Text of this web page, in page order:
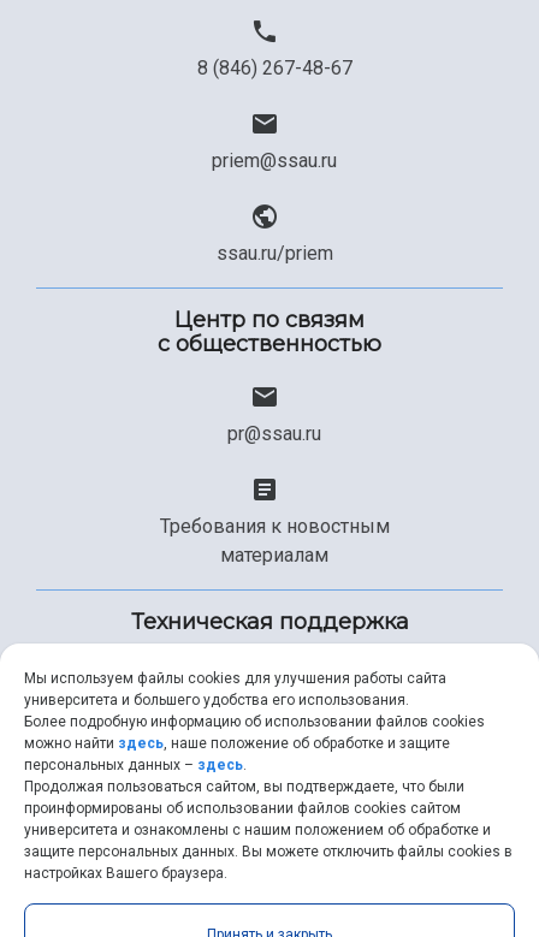
8 (846) 267-48-67
priem@ssau.ru
ssau.ru/priem
Центр по связям
с общественностью
pr@ssau.ru
Требования к новостным
материалам
Техническая поддержка
+7 (846) 267-49-99
help@ssau.ru
Самарский университет © 2026 |ssau.ru
Мы используем файлы cookies для улучшения работы сайта
университета и большего удобства его использования.
Более подробную информацию об использовании файлов cookies
можно найти здесь, наше положение об обработке и защите
персональных данных – здесь.
Продолжая пользоваться сайтом, вы подтверждаете, что были
проинформированы об использовании файлов cookies сайтом
университета и ознакомлены с нашим положением об обработке и
защите персональных данных. Вы можете отключить файлы cookies в
настройках Вашего браузера.